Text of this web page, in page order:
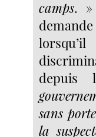
camps. »
depuis
sans
la